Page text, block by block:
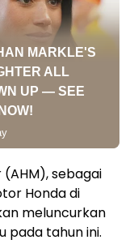
sebagai
Honda di
meluncurkan
pada tahun ini.